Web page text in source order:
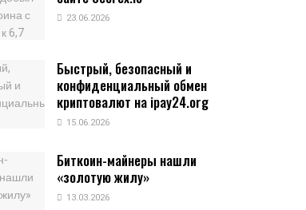
23.06.2026
Быстрый, безопасный и
конфиденциальный обмен
криптовалют на ipay24.org
15.06.2026
Биткоин-майнеры нашли
«золотую жилу»
13.03.2026